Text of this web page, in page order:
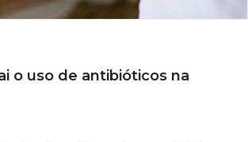
o uso de antibióticos na